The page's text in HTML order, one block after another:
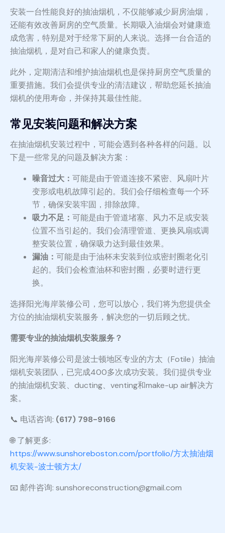
安装一台性能良好的抽油烟机，不仅能够减少厨房油烟，
还能有效改善厨房的空气质量。长期吸入油烟会对健康造
成危害，特别是对于经常下厨的人来说。选择一台合适的
抽油烟机，是对自己和家人的健康负责。
此外，定期清洁和维护抽油烟机也是保持厨房空气质量的
重要措施。我们会提供专业的清洁建议，帮助您延长抽油
烟机的使用寿命，并保持其最佳性能。
常见安装问题和解决方案
在抽油烟机安装过程中，可能会遇到各种各样的问题。以
下是一些常见的问题及解决方案：
噪音过大： 可能是由于管道连接不紧密、风扇叶片
变形或电机故障引起的。我们会仔细检查每一个环
节，确保安装牢固，排除故障。
吸力不足： 可能是由于管道堵塞、风力不足或安装
位置不当引起的。我们会清理管道、更换风扇或调
整安装位置，确保吸力达到最佳效果。
漏油： 可能是由于油杯未安装到位或密封圈老化引
起的。我们会检查油杯和密封圈，必要时进行更
换。
选择阳光海岸装修公司，您可以放心，我们将为您提供全
方位的抽油烟机安装服务，解决您的一切后顾之忧。
需要专业的抽油烟机安装服务？
阳光海岸装修公司是波士顿地区专业的方太（Fotile）抽油
烟机安装团队，已完成400多次成功安装。我们提供专业
的抽油烟机安装、ducting、venting和make-up air解决方
案。
📞 电话咨询: (617) 798-9166
🌐 了解更多:
https://www.sunshoreboston.com/portfolio/方太抽油烟
机安装-波士顿方太/
📧 邮件咨询: sunshoreconstruction@gmail.com